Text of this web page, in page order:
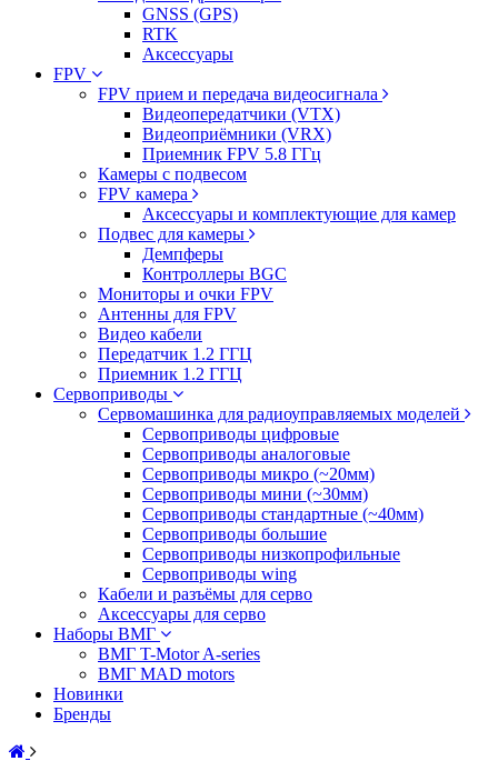
GNSS (GPS)
RTK
Аксессуары
FPV
FPV прием и передача видеосигнала
Видеопередатчики (VTX)
Видеоприёмники (VRX)
Приемник FPV 5.8 ГГц
Камеры с подвесом
FPV камера
Аксессуары и комплектующие для камер
Подвес для камеры
Демпферы
Контроллеры BGC
Мониторы и очки FPV
Антенны для FPV
Видео кабели
Передатчик 1.2 ГГЦ
Приемник 1.2 ГГЦ
Сервоприводы
Сервомашинка для радиоуправляемых моделей
Сервоприводы цифровые
Сервоприводы аналоговые
Сервоприводы микро (~20мм)
Сервоприводы мини (~30мм)
Сервоприводы стандартные (~40мм)
Сервоприводы большие
Сервоприводы низкопрофильные
Сервоприводы wing
Кабели и разъёмы для серво
Аксессуары для серво
Наборы ВМГ
ВМГ T-Motor A-series
ВМГ MAD motors
Новинки
Бренды